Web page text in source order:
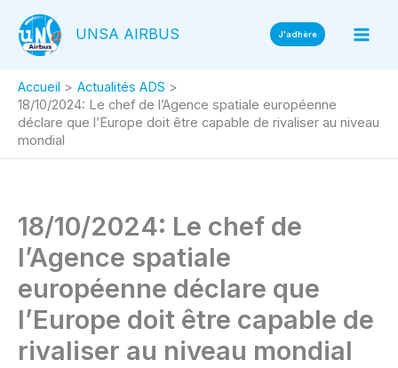
contenu
UNSA AIRBUS J'adhère
Accueil
Actualités ADS
18/10/2024: Le chef de l’Agence spatiale européenne
déclare que l’Europe doit être capable de rivaliser au niveau
mondial
18/10/2024: Le chef de
l’Agence spatiale
européenne déclare que
l’Europe doit être capable de
rivaliser au niveau mondial